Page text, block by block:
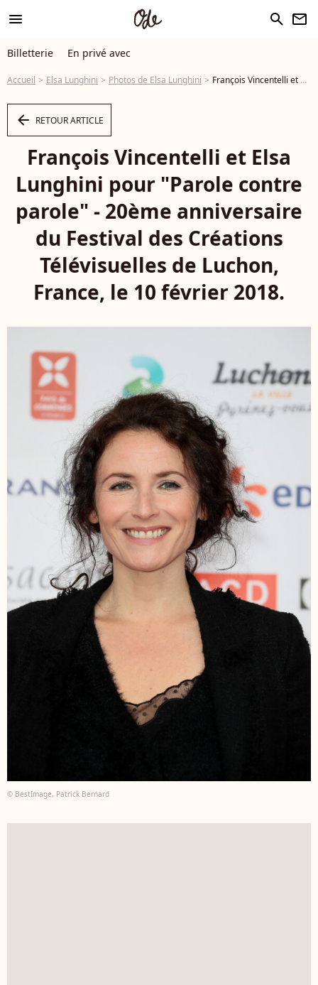
menu search newsletter
Billetterie En privé avec
Accueil Elsa Lunghini Photos de Elsa Lunghini François Vincentelli et Elsa Lunghini pour "Parole contre parole" - 20ème anniversaire du Festival des Créations Télévisuelles de Luchon, France, le 10 février 2018. © Patrick Bernard/Bestimage - Photo
arrow_left RETOUR ARTICLE
François Vincentelli et Elsa
Lunghini pour "Parole contre
parole" - 20ème anniversaire
du Festival des Créations
Télévisuelles de Luchon,
France, le 10 février 2018.
© BestImage, Patrick Bernard